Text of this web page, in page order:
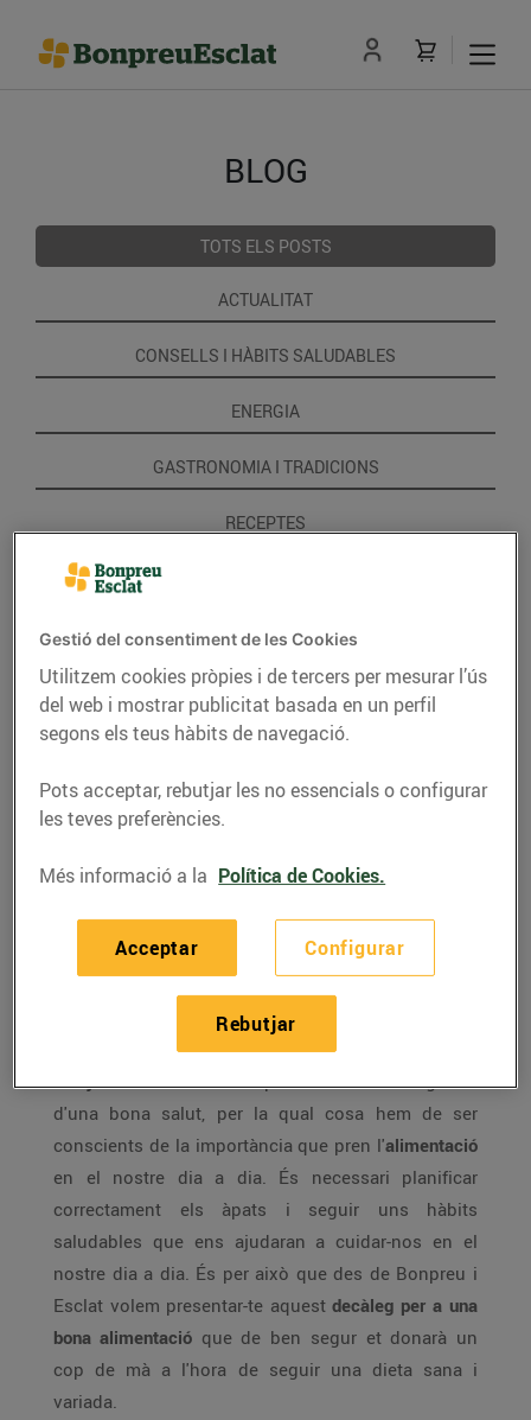
BLOG
TOTS ELS POSTS
ACTUALITAT
CONSELLS I HÀBITS SALUDABLES
ENERGIA
GASTRONOMIA I TRADICIONS
RECEPTES
CONSELLS I HÀBITS SALUDABLES
Decàleg de
l'alimentació saludable
Menjar béés fonamental per trobar-nos bé i gaudir
d'una bona salut, per la qual cosa hem de ser
conscients de la importància que pren l'alimentació
en el nostre dia a dia. És necessari planificar
correctament els àpats i seguir uns hàbits
saludables que ens ajudaran a cuidar-nos en el
nostre dia a dia. És per això que des de Bonpreu i
Esclat volem presentar-te aquest decàleg per a una
bona alimentació que de ben segur et donarà un
cop de mà a l'hora de seguir una dieta sana i
variada.
Gestió del consentiment de les Cookies
Utilitzem cookies pròpies i de tercers per mesurar l’ús
del web i mostrar publicitat basada en un perfil
segons els teus hàbits de navegació.
Pots acceptar, rebutjar les no essencials o configurar
les teves preferències.
Més informació a la Política de Cookies.
Configurar
Rebutjar
Acceptar